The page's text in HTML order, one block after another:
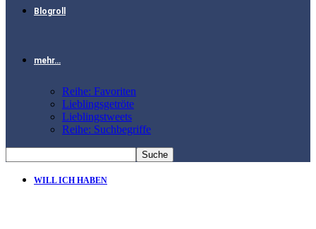
Blogroll
mehr…
Reihe: Favoriten
Lieblingsgetröte
Lieblingstweets
Reihe: Suchbegriffe
WILL ICH HABEN